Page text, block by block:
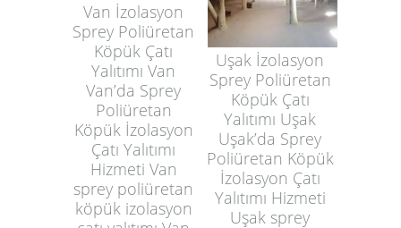
Van İzolasyon
Sprey Poliüretan
Köpük Çatı
Yalıtımı Van
Van’da Sprey
Poliüretan
Köpük İzolasyon
Çatı Yalıtımı
Hizmeti Van
sprey poliüretan
köpük izolasyon
Uşak İzolasyon
Sprey Poliüretan
Köpük Çatı
Yalıtımı Uşak
Uşak’da Sprey
Poliüretan Köpük
İzolasyon Çatı
Yalıtımı Hizmeti
Uşak sprey